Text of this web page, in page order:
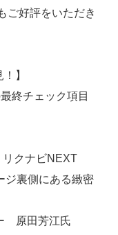
ご好評をいただき
】
終チェック項目
リクナビNEXT
ジ裏側にある緻密
原田芳江氏